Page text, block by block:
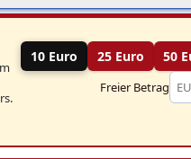
10 Euro 25 Euro 50
Freier Betrag